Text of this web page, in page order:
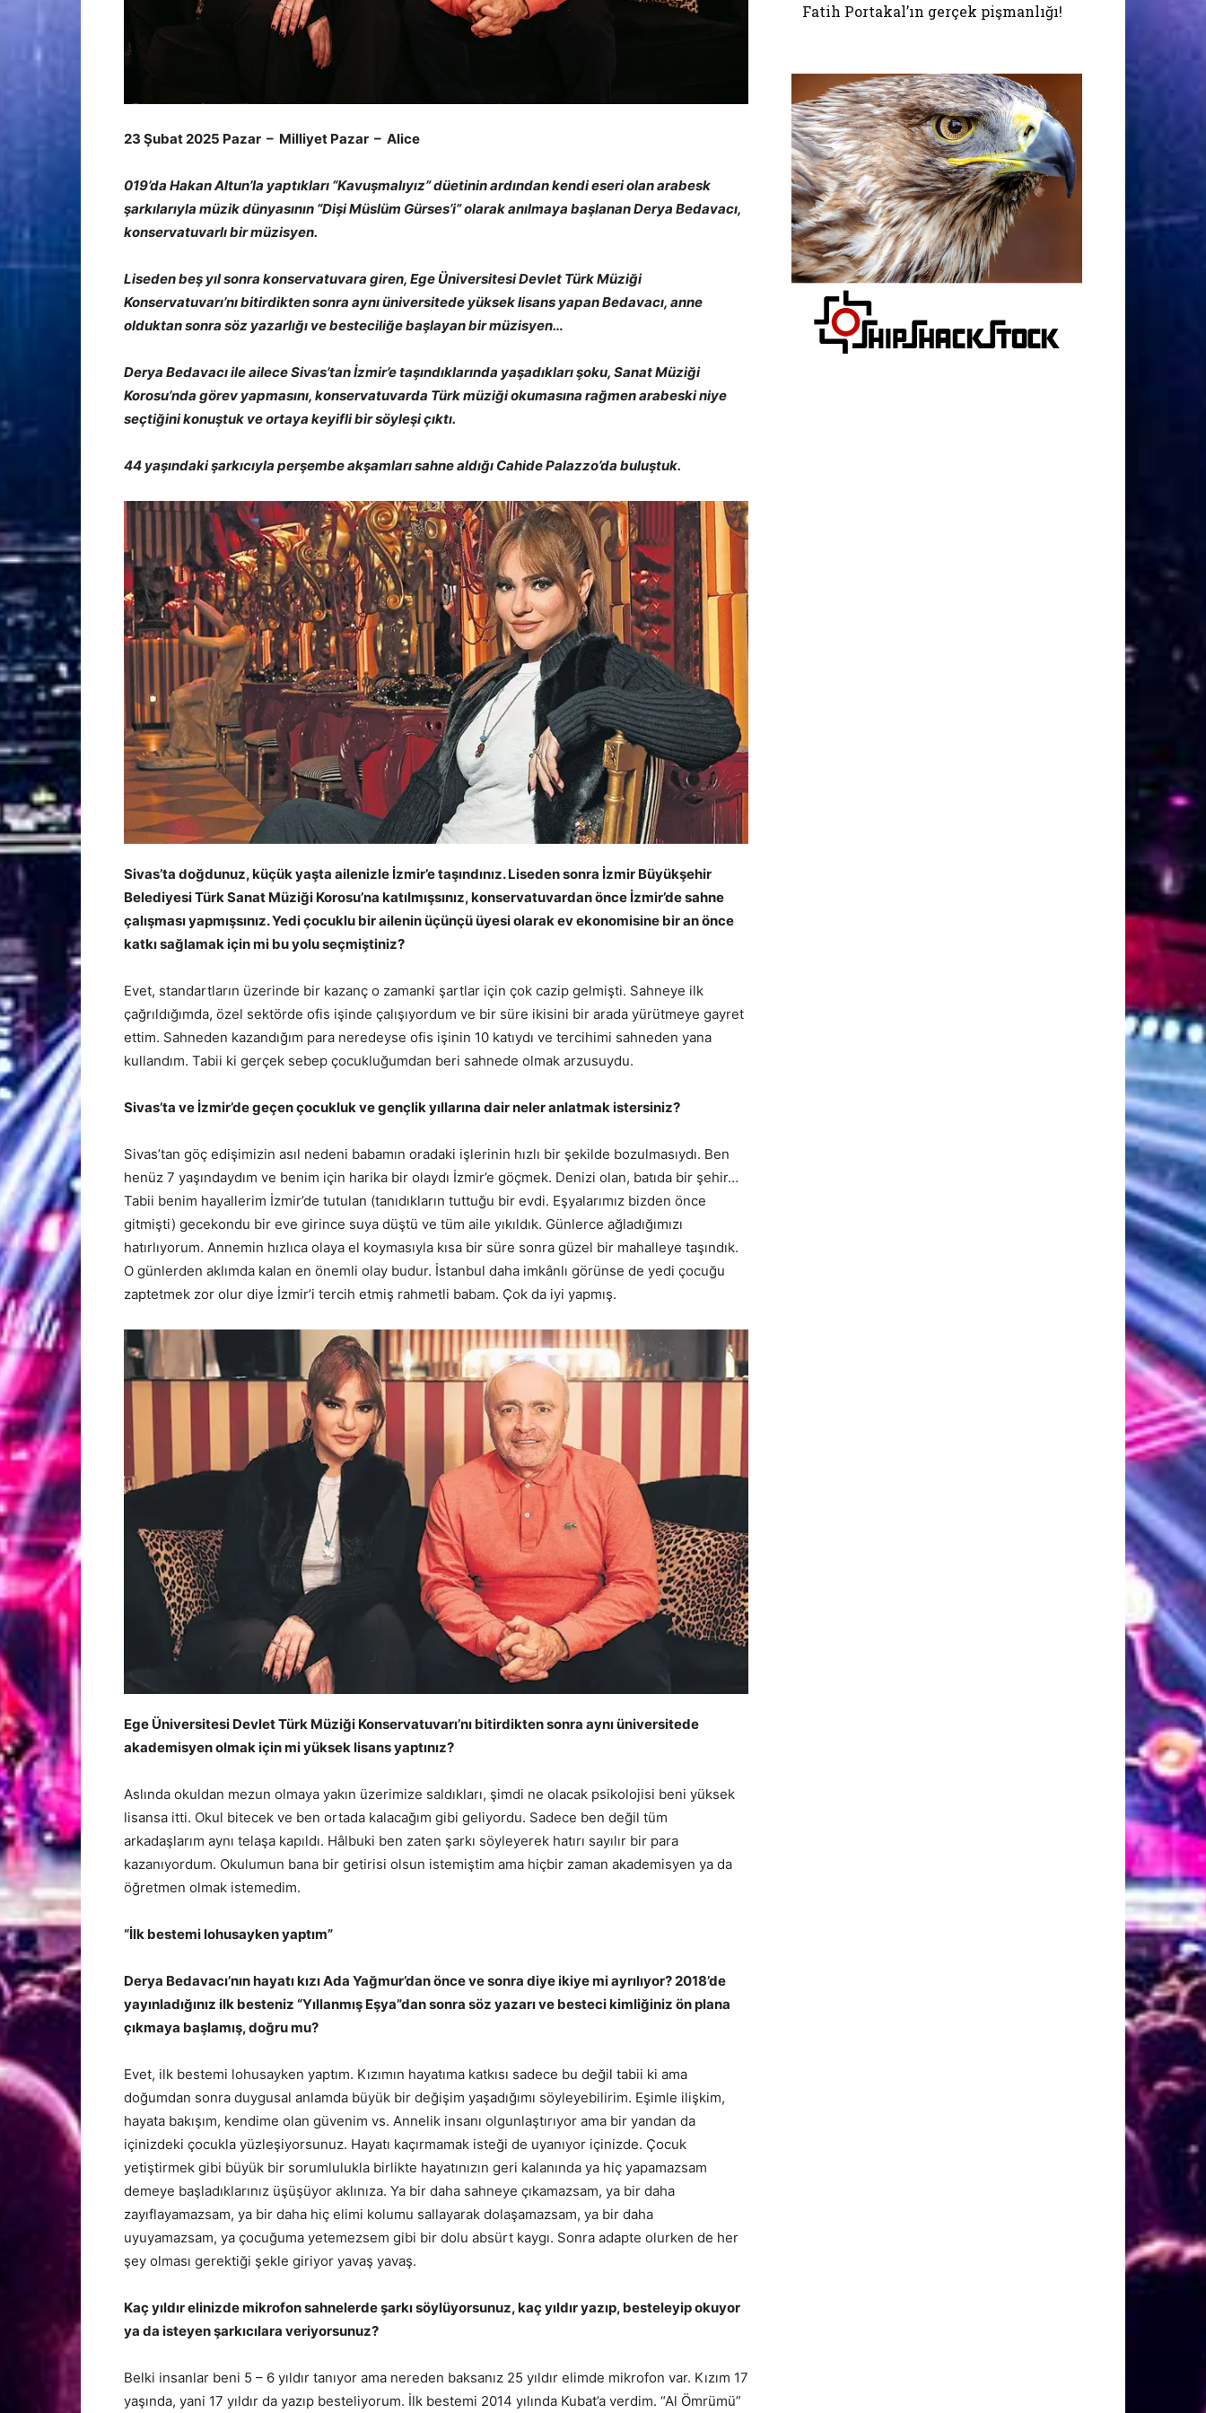
23 Şubat 2025 Pazar – Milliyet Pazar – Alice
019’da Hakan Altun’la yaptıkları “Kavuşmalıyız” düetinin ardından kendi eseri olan arabesk
şarkılarıyla müzik dünyasının “Dişi Müslüm Gürses’i” olarak anılmaya başlanan Derya Bedavacı,
konservatuvarlı bir müzisyen.
Liseden beş yıl sonra konservatuvara giren, Ege Üniversitesi Devlet Türk Müziği
Konservatuvarı’nı bitirdikten sonra aynı üniversitede yüksek lisans yapan Bedavacı, anne
olduktan sonra söz yazarlığı ve besteciliğe başlayan bir müzisyen…
Derya Bedavacı ile ailece Sivas’tan İzmir’e taşındıklarında yaşadıkları şoku, Sanat Müziği
Korosu’nda görev yapmasını, konservatuvarda Türk müziği okumasına rağmen arabeski niye
seçtiğini konuştuk ve ortaya keyifli bir söyleşi çıktı.
44 yaşındaki şarkıcıyla perşembe akşamları sahne aldığı Cahide Palazzo’da buluştuk.
Sivas’ta doğdunuz, küçük yaşta ailenizle İzmir’e taşındınız. Liseden sonra İzmir Büyükşehir
Belediyesi Türk Sanat Müziği Korosu’na katılmışsınız, konservatuvardan önce İzmir’de sahne
çalışması yapmışsınız. Yedi çocuklu bir ailenin üçünçü üyesi olarak ev ekonomisine bir an önce
katkı sağlamak için mi bu yolu seçmiştiniz?
Evet, standartların üzerinde bir kazanç o zamanki şartlar için çok cazip gelmişti. Sahneye ilk
çağrıldığımda, özel sektörde ofis işinde çalışıyordum ve bir süre ikisini bir arada yürütmeye gayret
ettim. Sahneden kazandığım para neredeyse ofis işinin 10 katıydı ve tercihimi sahneden yana
kullandım. Tabii ki gerçek sebep çocukluğumdan beri sahnede olmak arzusuydu.
Sivas’ta ve İzmir’de geçen çocukluk ve gençlik yıllarına dair neler anlatmak istersiniz?
Sivas’tan göç edişimizin asıl nedeni babamın oradaki işlerinin hızlı bir şekilde bozulmasıydı. Ben
henüz 7 yaşındaydım ve benim için harika bir olaydı İzmir’e göçmek. Denizi olan, batıda bir şehir…
Tabii benim hayallerim İzmir’de tutulan (tanıdıkların tuttuğu bir evdi. Eşyalarımız bizden önce
gitmişti) gecekondu bir eve girince suya düştü ve tüm aile yıkıldık. Günlerce ağladığımızı
hatırlıyorum. Annemin hızlıca olaya el koymasıyla kısa bir süre sonra güzel bir mahalleye taşındık.
O günlerden aklımda kalan en önemli olay budur. İstanbul daha imkânlı görünse de yedi çocuğu
zaptetmek zor olur diye İzmir’i tercih etmiş rahmetli babam. Çok da iyi yapmış.
Ege Üniversitesi Devlet Türk Müziği Konservatuvarı’nı bitirdikten sonra aynı üniversitede
akademisyen olmak için mi yüksek lisans yaptınız?
Aslında okuldan mezun olmaya yakın üzerimize saldıkları, şimdi ne olacak psikolojisi beni yüksek
lisansa itti. Okul bitecek ve ben ortada kalacağım gibi geliyordu. Sadece ben değil tüm
arkadaşlarım aynı telaşa kapıldı. Hâlbuki ben zaten şarkı söyleyerek hatırı sayılır bir para
kazanıyordum. Okulumun bana bir getirisi olsun istemiştim ama hiçbir zaman akademisyen ya da
öğretmen olmak istemedim.
“İlk bestemi lohusayken yaptım”
Derya Bedavacı’nın hayatı kızı Ada Yağmur’dan önce ve sonra diye ikiye mi ayrılıyor? 2018’de
yayınladığınız ilk besteniz “Yıllanmış Eşya”dan sonra söz yazarı ve besteci kimliğiniz ön plana
çıkmaya başlamış, doğru mu?
Evet, ilk bestemi lohusayken yaptım. Kızımın hayatıma katkısı sadece bu değil tabii ki ama
doğumdan sonra duygusal anlamda büyük bir değişim yaşadığımı söyleyebilirim. Eşimle ilişkim,
hayata bakışım, kendime olan güvenim vs. Annelik insanı olgunlaştırıyor ama bir yandan da
içinizdeki çocukla yüzleşiyorsunuz. Hayatı kaçırmamak isteği de uyanıyor içinizde. Çocuk
yetiştirmek gibi büyük bir sorumlulukla birlikte hayatınızın geri kalanında ya hiç yapamazsam
demeye başladıklarınız üşüşüyor aklınıza. Ya bir daha sahneye çıkamazsam, ya bir daha
zayıflayamazsam, ya bir daha hiç elimi kolumu sallayarak dolaşamazsam, ya bir daha
uyuyamazsam, ya çocuğuma yetemezsem gibi bir dolu absürt kaygı. Sonra adapte olurken de her
şey olması gerektiği şekle giriyor yavaş yavaş.
Kaç yıldır elinizde mikrofon sahnelerde şarkı söylüyorsunuz, kaç yıldır yazıp, besteleyip okuyor
ya da isteyen şarkıcılara veriyorsunuz?
Belki insanlar beni 5 – 6 yıldır tanıyor ama nereden baksanız 25 yıldır elimde mikrofon var. Kızım 17
yaşında, yani 17 yıldır da yazıp besteliyorum. İlk bestemi 2014 yılında Kubat’a verdim. “Al Ömrümü”
Fatih Portakal’ın gerçek pişmanlığı!